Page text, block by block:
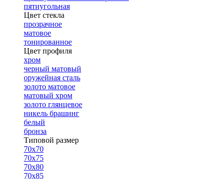
пятиугольная
Цвет стекла
прозрачное
матовое
тонированное
Цвет профиля
хром
черный матовый
оружейная сталь
золото матовое
матовый хром
золото глянцевое
никель брашинг
белый
бронза
Типовой размер
70х70
70х75
70х80
70х85